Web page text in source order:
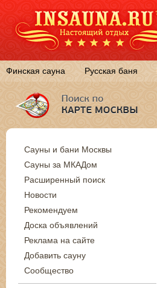
Финская сауна Русская баня
Сауны и бани Москвы
Сауны за МКАДом
Расширенный поиск
Новости
Рекомендуем
Доска объявлений
Реклама на сайте
Добавить сауну
Сообщество